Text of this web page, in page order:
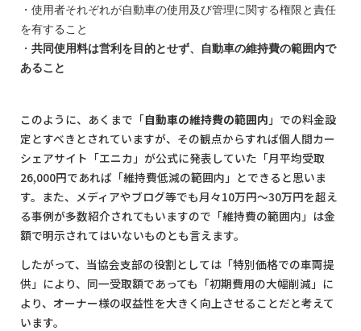
・使用者それぞれが自動車の使用及び管理に関する権限と責任
を有すること
・ 共同使用料は営利を目的とせず、自動車の維持費の範囲内で
あること
このように、あくまで「自動車の維持費の範囲内」での料金設
定とすべきとされていますが、その観点からすれば個人間カー
シェアサイト「エニカ」が公式に発表していた「月平均受取
26,000円であれば「維持費低減の範囲内」とできると思いま
す。また、メディアやブログ等でも月々10万円～30万円を超え
る事例が多数紹介されてもいますので「維持費の範囲内」は金
額で明示されてはいないものとも言えます。
したがって、当協会支部の役割としては「特別価格での車両提
供」により、同一受取額であっても「初期費用の大幅削減」に
より、オーナー様の収益性を大きく向上させることだと考えて
います。